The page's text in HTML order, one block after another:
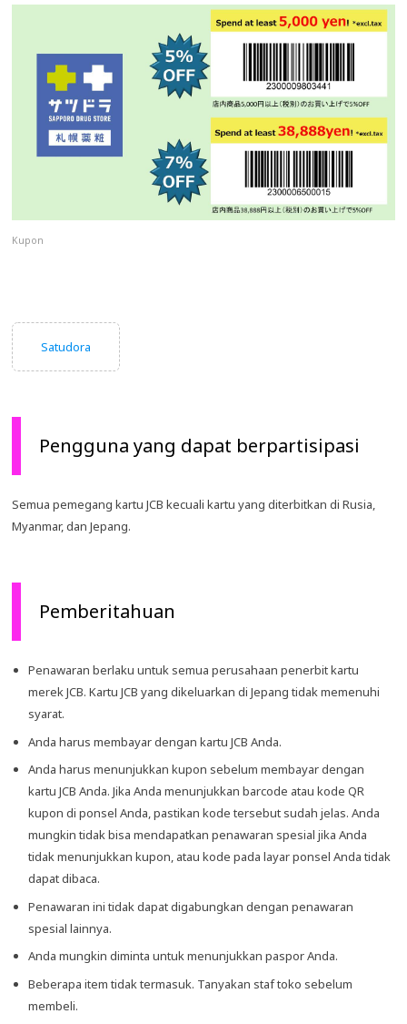
Kupon
Satudora
Pengguna yang dapat berpartisipasi
Semua pemegang kartu JCB kecuali kartu yang diterbitkan di Rusia,
Myanmar, dan Jepang.
Pemberitahuan
Penawaran berlaku untuk semua perusahaan penerbit kartu
merek JCB. Kartu JCB yang dikeluarkan di Jepang tidak memenuhi
syarat.
Anda harus membayar dengan kartu JCB Anda.
Anda harus menunjukkan kupon sebelum membayar dengan
kartu JCB Anda. Jika Anda menunjukkan barcode atau kode QR
kupon di ponsel Anda, pastikan kode tersebut sudah jelas. Anda
mungkin tidak bisa mendapatkan penawaran spesial jika Anda
tidak menunjukkan kupon, atau kode pada layar ponsel Anda tidak
dapat dibaca.
Penawaran ini tidak dapat digabungkan dengan penawaran
spesial lainnya.
Anda mungkin diminta untuk menunjukkan paspor Anda.
Beberapa item tidak termasuk. Tanyakan staf toko sebelum
membeli.